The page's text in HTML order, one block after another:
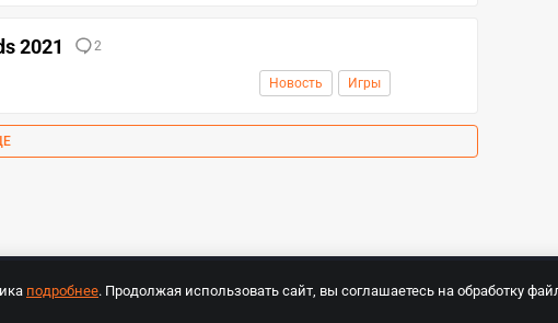
2021 2
Новость Игры
подробнее. Продолжая использовать сайт, вы соглашаетесь на обработку